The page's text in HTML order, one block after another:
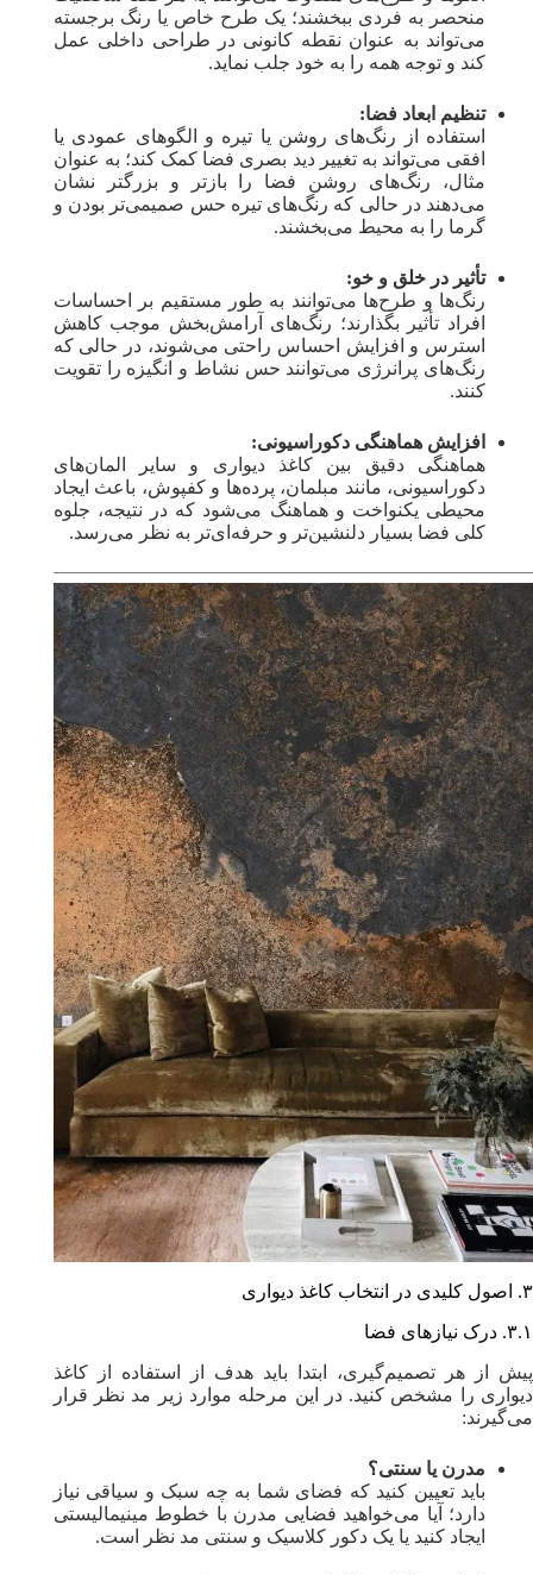
منحصر به فردی ببخشند؛ یک طرح خاص یا رنگ برجسته
می‌تواند به عنوان نقطه کانونی در طراحی داخلی عمل
کند و توجه همه را به خود جلب نماید.
تنظیم ابعاد فضا:
استفاده از رنگ‌های روشن یا تیره و الگوهای عمودی یا
افقی می‌تواند به تغییر دید بصری فضا کمک کند؛ به عنوان
مثال، رنگ‌های روشن فضا را بازتر و بزرگتر نشان
می‌دهند در حالی که رنگ‌های تیره حس صمیمی‌تر بودن و
گرما را به محیط می‌بخشند.
تأثیر در خلق و خو:
رنگ‌ها و طرح‌ها می‌توانند به طور مستقیم بر احساسات
افراد تأثیر بگذارند؛ رنگ‌های آرامش‌بخش موجب کاهش
استرس و افزایش احساس راحتی می‌شوند، در حالی که
رنگ‌های پرانرژی می‌توانند حس نشاط و انگیزه را تقویت
کنند.
افزایش هماهنگی دکوراسیونی:
هماهنگی دقیق بین کاغذ دیواری و سایر المان‌های
دکوراسیونی، مانند مبلمان، پرده‌ها و کفپوش، باعث ایجاد
محیطی یکنواخت و هماهنگ می‌شود که در نتیجه، جلوه
کلی فضا بسیار دلنشین‌تر و حرفه‌ای‌تر به نظر می‌رسد.
۳. اصول کلیدی در انتخاب کاغذ دیواری
۳.۱. درک نیازهای فضا
پیش از هر تصمیم‌گیری، ابتدا باید هدف از استفاده از کاغذ
دیواری را مشخص کنید. در این مرحله موارد زیر مد نظر قرار
می‌گیرند:
مدرن یا سنتی؟
باید تعیین کنید که فضای شما به چه سبک و سیاقی نیاز
دارد؛ آیا می‌خواهید فضایی مدرن با خطوط مینیمالیستی
ایجاد کنید یا یک دکور کلاسیک و سنتی مد نظر است.